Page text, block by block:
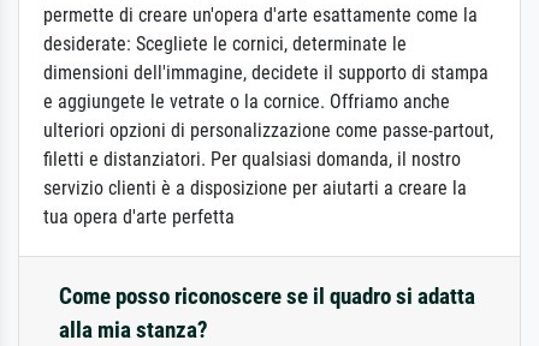
permette di creare un'opera d'arte esattamente come la
desiderate: Scegliete le cornici, determinate le
dimensioni dell'immagine, decidete il supporto di stampa
e aggiungete le vetrate o la cornice. Offriamo anche
ulteriori opzioni di personalizzazione come passe-partout,
filetti e distanziatori. Per qualsiasi domanda, il nostro
servizio clienti è a disposizione per aiutarti a creare la
tua opera d'arte perfetta
Come posso riconoscere se il quadro si adatta
alla mia stanza?